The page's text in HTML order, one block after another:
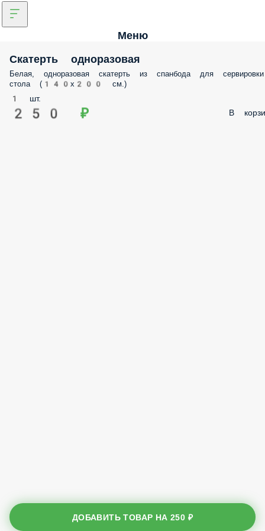
Меню
Скатерть одноразовая
Белая, одноразовая скатерть из спанбода для сервировки
стола (140х200 см.)
1 шт.
250 ₽ В
ДОБАВИТЬ ТОВАР НА250 ₽